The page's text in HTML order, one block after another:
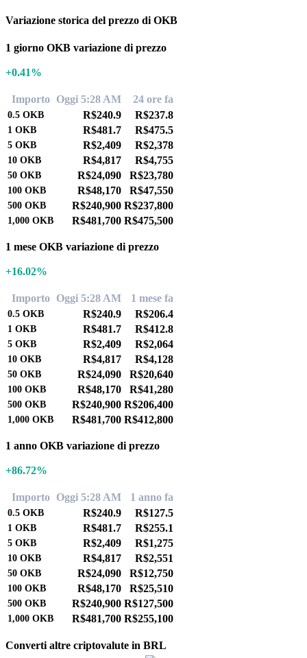
Variazione storica del prezzo di OKB
1 giorno OKB variazione di prezzo
+0.41%
Importo Oggi 5:28 AM 24 ore fa
0.5 OKB R$240.9 R$237.8
1 OKB R$481.7 R$475.5
5 OKB R$2,409 R$2,378
10 OKB R$4,817 R$4,755
50 OKB R$24,090 R$23,780
100 OKB R$48,170 R$47,550
500 OKB R$240,900 R$237,800
1,000 OKB R$481,700 R$475,500
1 mese OKB variazione di prezzo
+16.02%
Importo Oggi 5:28 AM 1 mese fa
0.5 OKB R$240.9 R$206.4
1 OKB R$481.7 R$412.8
5 OKB R$2,409 R$2,064
10 OKB R$4,817 R$4,128
50 OKB R$24,090 R$20,640
100 OKB R$48,170 R$41,280
500 OKB R$240,900 R$206,400
1,000 OKB R$481,700 R$412,800
1 anno OKB variazione di prezzo
+86.72%
Importo Oggi 5:28 AM 1 anno fa
0.5 OKB R$240.9 R$127.5
1 OKB R$481.7 R$255.1
5 OKB R$2,409 R$1,275
10 OKB R$4,817 R$2,551
50 OKB R$24,090 R$12,750
100 OKB R$48,170 R$25,510
500 OKB R$240,900 R$127,500
1,000 OKB R$481,700 R$255,100
Converti altre criptovalute in BRL